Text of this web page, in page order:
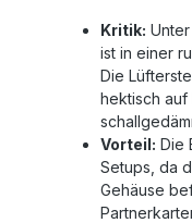
Kritik:
ist in einer
Die
hektisch auf
Vorteil: Die
Setups, da
Gehäuse